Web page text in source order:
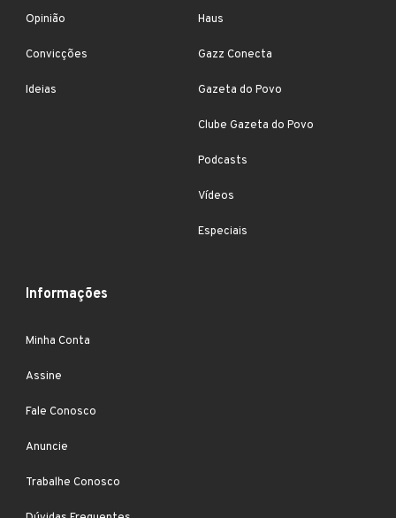
Opinião
Convicções
Ideias
Haus
Gazz Conecta
Gazeta do Povo
Clube Gazeta do Povo
Podcasts
Vídeos
Especiais
Informações
Minha Conta
Assine
Fale Conosco
Anuncie
Trabalhe Conosco